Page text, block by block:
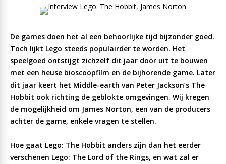
De games doen het al een behoorlijke tijd bijzonder goed.
Toch lijkt Lego steeds populairder te worden. Het
speelgoed ontstijgt zichzelf dit jaar door uit te bouwen
met een heuse bioscoopfilm en de bijhorende game. Later
dit jaar keert het Middle-earth van Peter Jackson’s The
Hobbit ook richting de geblokte omgevingen. Wij kregen
de mogelijkheid om James Norton, een van de producers
achter de game, enkele vragen te stellen.
Hoe gaat Lego: The Hobbit anders zijn dan het eerder
verschenen Lego: The Lord of the Rings, en wat zal er